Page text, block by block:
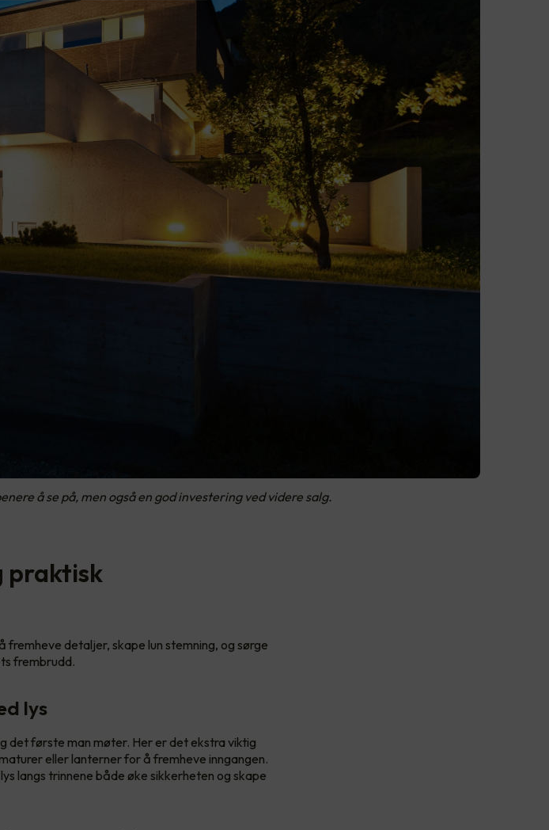
å se på, men også en god investering ved videre salg.
praktisk
detaljer, skape lun stemning, og sørge
frembrudd.
lys
det første man møter. Her er det ekstra viktig
eller lanterner for å fremheve inngangen.
langs trinnene både øke sikkerheten og skape